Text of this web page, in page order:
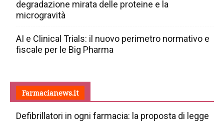
degradazione mirata delle proteine e la
microgravità
AI e Clinical Trials: il nuovo perimetro normativo e
fiscale per le Big Pharma
Farmacianews.it
Defibrillatori in ogni farmacia: la proposta di legge